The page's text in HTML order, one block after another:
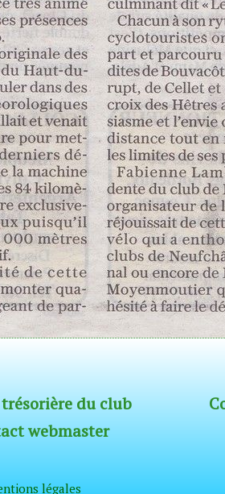
du club
webmaster
légales